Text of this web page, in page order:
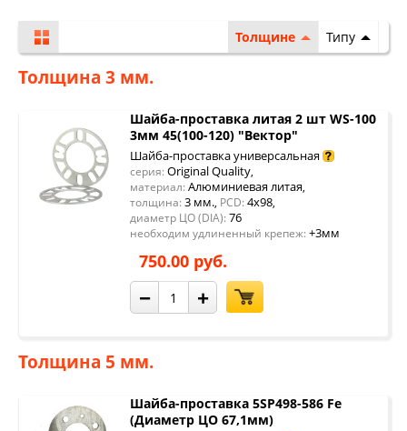
Толщине Типу
Толщина 3 мм.
Шайба-проставка литая 2 шт WS-100
3мм 45(100-120) "Вектор"
Шайба-проставка универсальная
серия: Original Quality,
материал: Алюминиевая литая,
толщина: 3 мм., PCD: 4x98,
диаметр ЦО (DIA): 76
необходим удлиненный крепеж: +3мм
750.00 руб.
− +
Толщина 5 мм.
Шайба-проставка 5SP498-586 Fe
(Диаметр ЦО 67,1мм)